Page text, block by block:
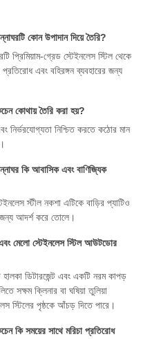
কোন উপাদান দিয়ে তৈরি?
প্রিমিয়াম-গ্রেড স্টেইনলেস স্টিল থেকে
প্রতিরোধ এবং বহিরঙ্গন ব্যবহারের জন্য
কোথায় তৈরি করা হয়?
নির্ভরযোগ্যতা নিশ্চিত করতে কঠোর মান
কি আবাসিক এবং বাণিজ্যিক
স্টীল নকশা এটিকে বাড়ির প্যাটিও
জন্য আদর্শ করে তোলে।
মেলো স্টেইনলেস স্টিল আউটডোর
ডিটারজেন্ট এবং একটি নরম কাপড়
সক্ষম ক্লিনার বা ঘষিয়া তুলিয়া
স্টিলের পৃষ্ঠকে আঁচড় দিতে পারে।
কি সময়ের সাথে মরিচা প্রতিরোধ